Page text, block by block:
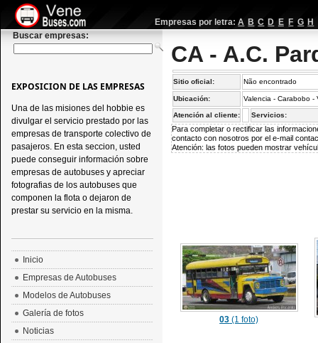
Empresas por letra: A B C D E F G H
Buscar empresas:
CA - A.C.
Sitio oficial: Não encontrado
Ubicación: Valencia - Carabobo -
Atención al cliente: Servicios:
Para completar o rectificar las
contacto con nosotros por el e-mail
Atención: las fotos pueden mostrar
03 (1 foto)
EXPOSICION DE LAS EMPRESAS
Una de las misiones del hobbie es
divulgar el servicio prestado por las
empresas de transporte colectivo de
pasajeros. En esta seccion, usted
puede conseguir información sobre
empresas de autobuses y apreciar
fotografias de los autobuses que
componen la flota o dejaron de
prestar su servicio en la misma.
Inicio
Empresas de Autobuses
Modelos de Autobuses
Galería de fotos
Noticias